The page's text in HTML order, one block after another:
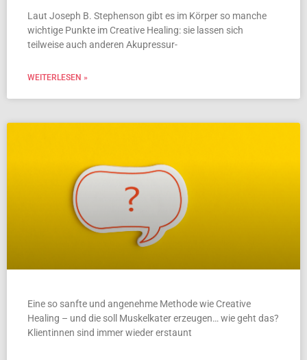
Laut Joseph B. Stephenson gibt es im Körper so manche
wichtige Punkte im Creative Healing: sie lassen sich
teilweise auch anderen Akupressur-
WEITERLESEN »
Eine so sanfte und angenehme Methode wie Creative
Healing – und die soll Muskelkater erzeugen… wie geht das?
Klientinnen sind immer wieder erstaunt